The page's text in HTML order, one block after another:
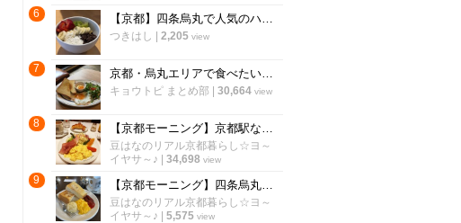
6 【京都】四条烏丸で人気のハワイアンカフェ！話題のアサイーボウルも「エッグスシングス」
つきはし 2,205 view
7 京都・烏丸エリアで食べたい「絶品モーニング厳選６店」朝から京都を満喫しよう！【まとめ】
キョウトピ まとめ部 30,664 view
8 【京都モーニング】京都駅ならココが空いてる！京都を代表する老舗喫茶『イノダコーヒ』
豆はなのリアル京都暮らし☆ヨ～
イヤサ～♪
34,698 view
9 【京都モーニング】四条烏丸の好立地☆祇園祭中に休憩がてら訪れたい老舗喫茶「高木珈琲店」
豆はなのリアル京都暮らし☆ヨ～
イヤサ～♪
5,575 view